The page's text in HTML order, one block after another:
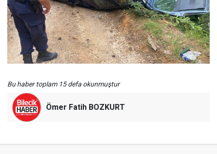
Bu haber toplam 15 defa okunmuştur
Ömer Fatih BOZKURT